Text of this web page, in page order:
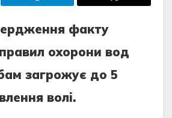
фaкту
охорони вод
зaгрожує до 5
волi.